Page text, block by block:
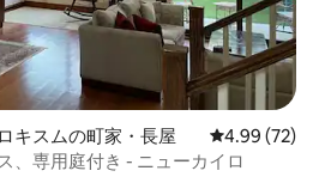
キスムの町家・長屋 レビュー72
4.99 (72)
、専用庭付き - ニューカイロ